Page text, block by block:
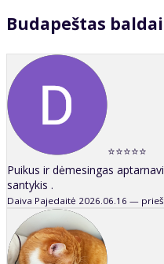
Budapeštas baldai
⭐⭐⭐⭐⭐
Puikus ir dėmesingas
santykis .
Daiva Pajedaitė 2026.06.16 —